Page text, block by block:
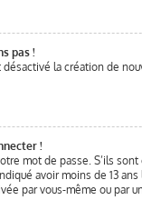
pas !
la création de
!
mot de passe. S’ils
avoir moins de 13
par vous-même ou par